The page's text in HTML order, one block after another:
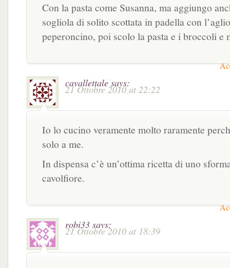
Con la pasta come Susanna, ma aggiungo
sogliola di solito scottata in padella con
peperoncino, poi scolo la pasta e i broccoli e
cavallettale says:
21 Ottobre 2010 at 22:22
Io lo cucino veramente molto raramente
solo a me.
In dispensa c’è un’ottima ricetta di uno
cavolfiore.
robi33 says:
21 Ottobre 2010 at 18:39